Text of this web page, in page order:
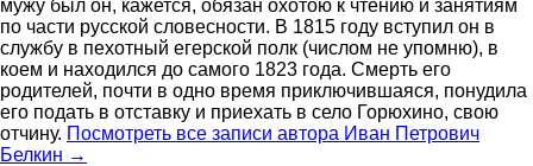
мужу был он, кажется, обязан охотою к чтению и занятиям
по части русской словесности. В 1815 году вступил он в
службу в пехотный егерской полк (числом не упомню), в
коем и находился до самого 1823 года. Смерть его
родителей, почти в одно время приключившаяся, понудила
его подать в отставку и приехать в село Горюхино, свою
отчину. Посмотреть все записи автора Иван Петрович
Белкин →